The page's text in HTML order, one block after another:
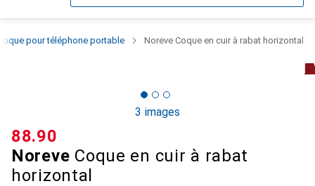
pour téléphone portable Noreve Coque en cuir à rabat horizontal
3 images
Noreve Coque en cuir à rabat
horizontal
CHF
88.90